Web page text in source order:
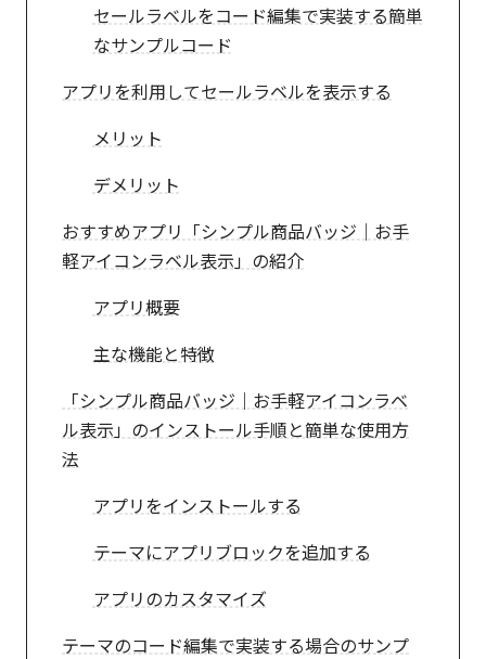
セールラベルをコード編集で実装する簡単
なサンプルコード
アプリを利用してセールラベルを表示する
メリット
デメリット
おすすめアプリ「シンプル商品バッジ｜お手
軽アイコンラベル表示」の紹介
アプリ概要
主な機能と特徴
「シンプル商品バッジ｜お手軽アイコンラベ
ル表示」のインストール手順と簡単な使用方
法
アプリをインストールする
テーマにアプリブロックを追加する
アプリのカスタマイズ
テーマのコード編集で実装する場合のサンプ